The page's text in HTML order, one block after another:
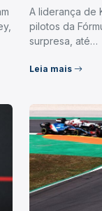
A liderança de
pilotos da
surpresa, até…
Leia mais